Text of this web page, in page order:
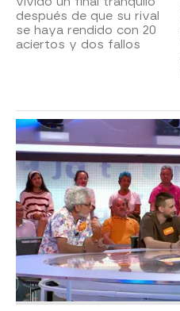
después de que su rival
se haya rendido con 20
aciertos y dos fallos